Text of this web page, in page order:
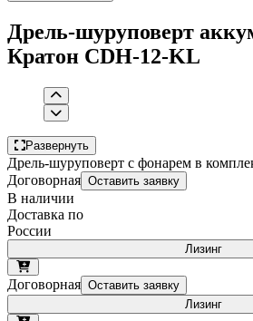
Дрель-шуруповерт
Кратон CDH-12-KL
Развернуть
Дрель-шуруповерт с фонарем в
Договорная Оставить заявку
В наличии
Доставка по
России
Лизинг
Договорная Оставить заявку
Лизинг